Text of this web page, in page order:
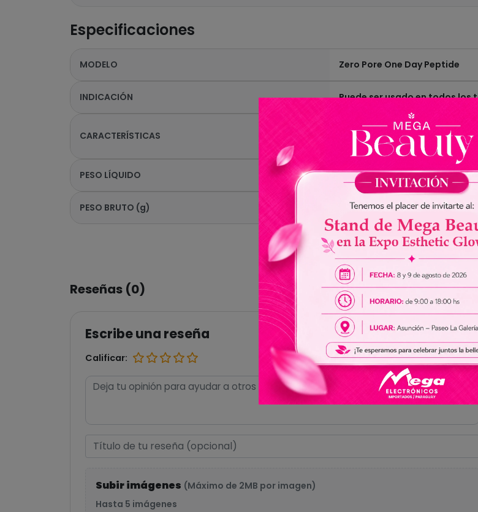
Especificaciones
MODELO Zero Pore One Day Peptide
INDICACIÓN Puede ser usado en todos los
CARACTERÍSTICAS
Desarrollado con una
reducir la apariencia de los
PESO LÍQUIDO 30 ml
PESO BRUTO (g) 141
Ver todas las especificaciones
Reseñas (0)
Escribe una reseña
Calificar:
Subir imágenes (Máximo de 2MB por imagen)
Hasta 5 imágenes